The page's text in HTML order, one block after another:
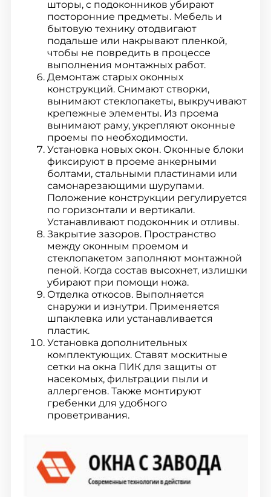
шторы, с подоконников убирают
посторонние предметы. Мебель и
бытовую технику отодвигают
подальше или накрывают пленкой,
чтобы не повредить в процессе
выполнения монтажных работ.
Демонтаж старых оконных
конструкций. Снимают створки,
вынимают стеклопакеты, выкручивают
крепежные элементы. Из проема
вынимают раму, укрепляют оконные
проемы по необходимости.
Установка новых окон. Оконные блоки
фиксируют в проеме анкерными
болтами, стальными пластинами или
самонарезающими шурупами.
Положение конструкции регулируется
по горизонтали и вертикали.
Устанавливают подоконник и отливы.
Закрытие зазоров. Пространство
между оконным проемом и
стеклопакетом заполняют монтажной
пеной. Когда состав высохнет, излишки
убирают при помощи ножа.
Отделка откосов. Выполняется
снаружи и изнутри. Применяется
шпаклевка или устанавливается
пластик.
Установка дополнительных
комплектующих. Ставят москитные
сетки на окна ПИК для защиты от
насекомых, фильтрации пыли и
аллергенов. Также монтируют
гребенки для удобного
проветривания.